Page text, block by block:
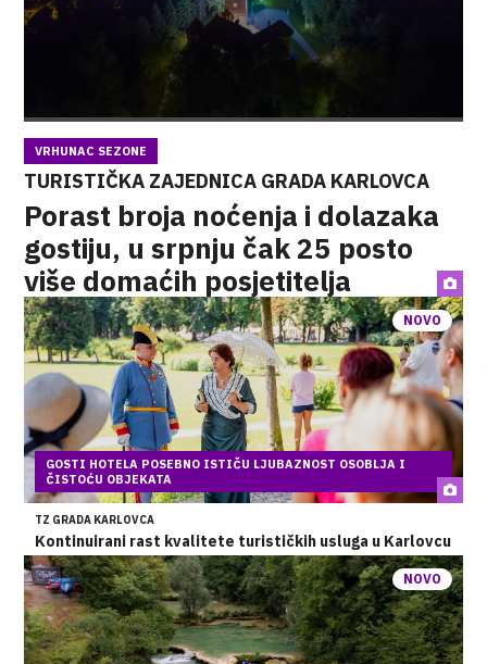
VRHUNAC SEZONE
TURISTIČKA ZAJEDNICA GRADA KARLOVCA
Porast broja noćenja i dolazaka
gostiju, u srpnju čak 25 posto
više domaćih posjetitelja
NOVO
GOSTI HOTELA POSEBNO ISTIČU LJUBAZNOST OSOBLJA I
ČISTOĆU OBJEKATA
TZ GRADA KARLOVCA
Kontinuirani rast kvalitete turističkih usluga u Karlovcu
NOVO